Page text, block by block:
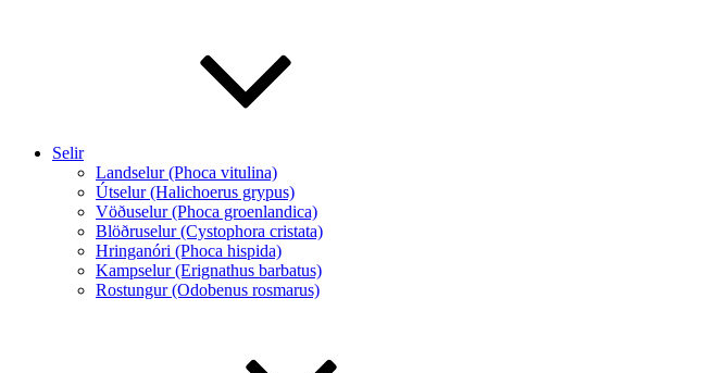
Selir
Landselur (Phoca vitulina)
Útselur (Halichoerus grypus)
Vöðuselur (Phoca groenlandica)
Blöðruselur (Cystophora cristata)
Hringanóri (Phoca hispida)
Kampselur (Erignathus barbatus)
Rostungur (Odobenus rosmarus)